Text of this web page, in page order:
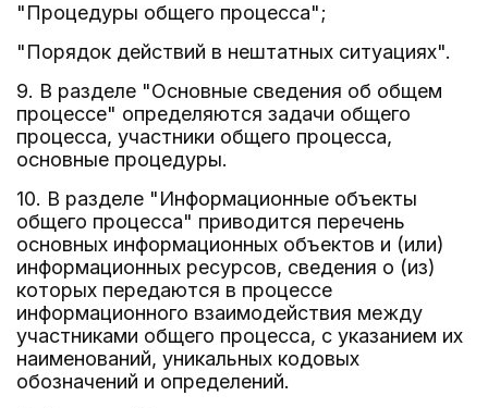
"Процедуры общего процесса";
"Порядок действий в нештатных ситуациях".
9. В разделе "Основные сведения об общем
процессе" определяются задачи общего
процесса, участники общего процесса,
основные процедуры.
10. В разделе "Информационные объекты
общего процесса" приводится перечень
основных информационных объектов и (или)
информационных ресурсов, сведения о (из)
которых передаются в процессе
информационного взаимодействия между
участниками общего процесса, с указанием их
наименований, уникальных кодовых
обозначений и определений.